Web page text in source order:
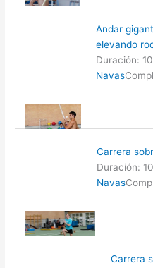
Andar
elevando
Duración:
Navas
Carrera
Duración:
Navas
Carrera